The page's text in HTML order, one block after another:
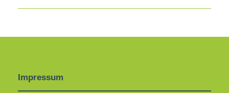
Impressum